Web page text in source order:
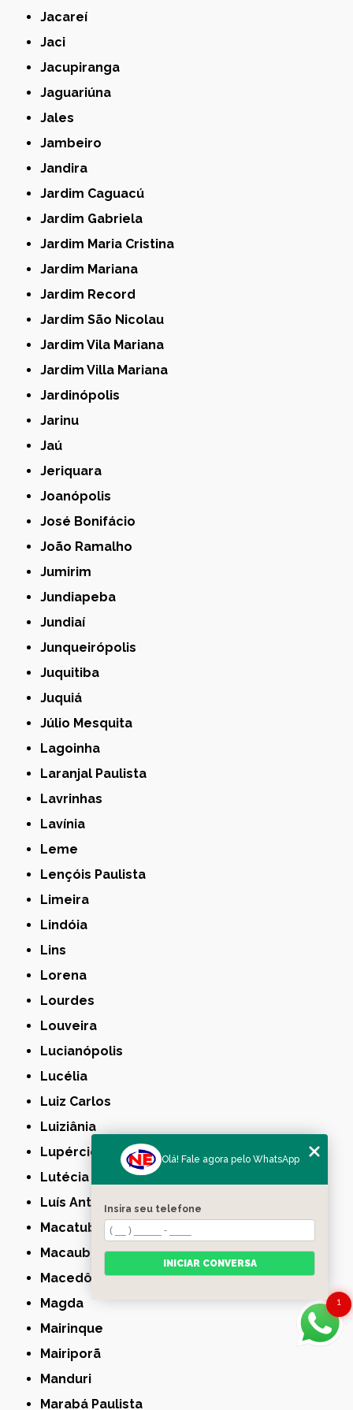
Jacareí
Jaci
Jacupiranga
Jaguariúna
Jales
Jambeiro
Jandira
Jardim Caguacú
Jardim Gabriela
Jardim Maria Cristina
Jardim Mariana
Jardim Record
Jardim São Nicolau
Jardim Vila Mariana
Jardim Villa Mariana
Jardinópolis
Jarinu
Jaú
Jeriquara
Joanópolis
José Bonifácio
João Ramalho
Jumirim
Jundiapeba
Jundiaí
Junqueirópolis
Juquitiba
Juquiá
Júlio Mesquita
Lagoinha
Laranjal Paulista
Lavrinhas
Lavínia
Leme
Lençóis Paulista
Limeira
Lindóia
Lins
Lorena
Lourdes
Louveira
Lucianópolis
Lucélia
Luiz Carlos
Luiziânia
Lupércio
Lutécia
Luís Antônio
Macatuba
Macaubal
Macedônia
Magda
Mairinque
Mairiporã
Manduri
Marabá Paulista
1
Olá! Fale agora pelo WhatsApp
Insira seu telefone
INICIAR CONVERSA